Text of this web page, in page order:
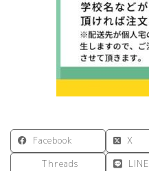
PGYWWAJ
Facebook X
Threads
LINE